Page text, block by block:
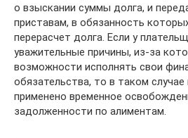
о взыскании суммы долга, и
приставам, в обязанность
перерасчет долга. Если у
уважительные причины, из-за
возможности исполнять свои
обязательства, то в таком
применено временное
задолженности по алиментам.